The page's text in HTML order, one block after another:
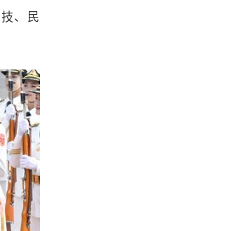
、民